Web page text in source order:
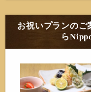
お祝いプランのご
ら